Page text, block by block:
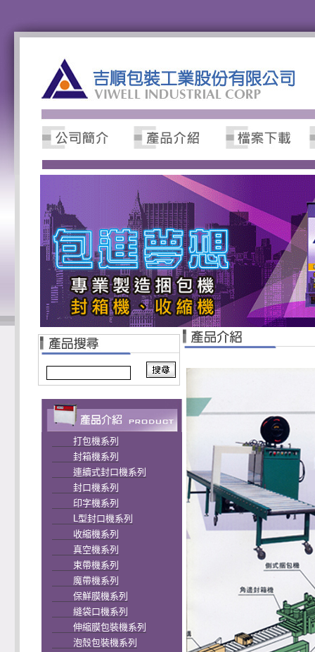
打包機系列
封箱機系列
連續式封口機系列
封口機系列
印字機系列
L型封口機系列
收縮機系列
真空機系列
束帶機系列
魔帶機系列
保鮮膜機系列
縫袋口機系列
伸縮膜包裝機系列
泡殼包裝機系列